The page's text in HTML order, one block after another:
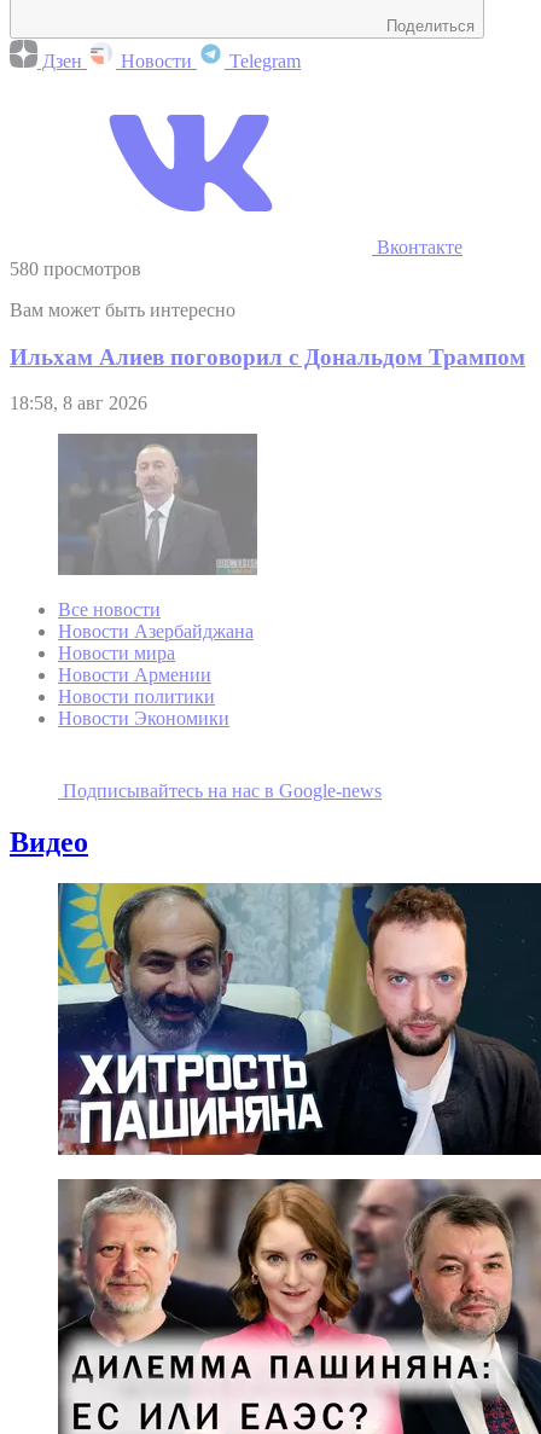
Поделиться
Дзен Новости Telegram
Вконтакте
580 просмотров
Вам может быть интересно
Ильхам Алиев поговорил с Дональдом Трампом
18:58, 8 авг 2026
Все новости
Новости Азербайджана
Новости мира
Новости Армении
Новости политики
Новости Экономики
Подписывайтесь на наc в Google-news
Видео